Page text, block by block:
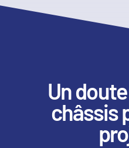
Un
châssis